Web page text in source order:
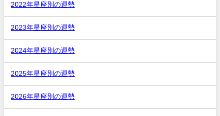
2022年星座別の運勢
2023年星座別の運勢
2024年星座別の運勢
2025年星座別の運勢
2026年星座別の運勢